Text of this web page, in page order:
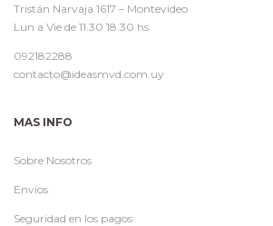
Tristán Narvaja 1617 – Montevideo
Lun a Vie de 11.30 18.30 hs
092182288
contacto@ideasmvd.com.uy
MAS INFO
Sobre Nosotros
Envíos
Seguridad en los pagos